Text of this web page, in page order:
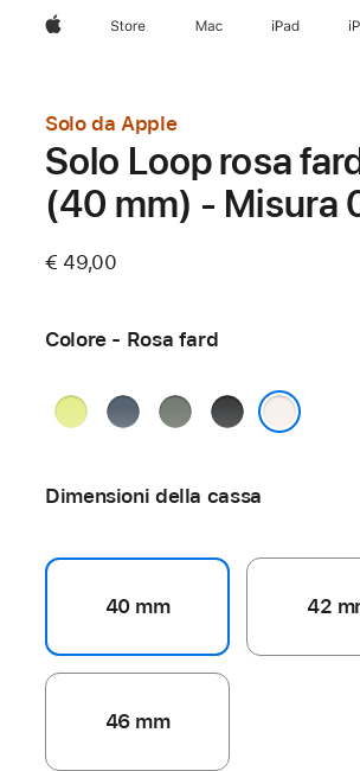
AppleStore Mac iPad
Solo da Apple
Solo Loop rosa
(40 mm) - Misura
€ 49,00
Colore - Rosa fard
Giallo
Blu
Grigioverde
Nero
Dimensioni della cassa
40 mm 42
46 mm